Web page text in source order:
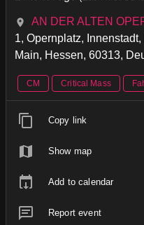
AN DER ALTEN
1, Opernplatz,
Main, Hessen, 60313,
CM Critical Mass
Copy link
Show map
Add to calendar
Report event